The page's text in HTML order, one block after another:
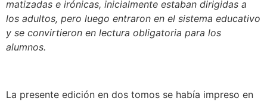
matizadas e irónicas, inicialmente estaban dirigidas a
los adultos, pero luego entraron en el sistema educativo
y se convirtieron en lectura obligatoria para los
alumnos.
La presente edición en dos tomos se había impreso en